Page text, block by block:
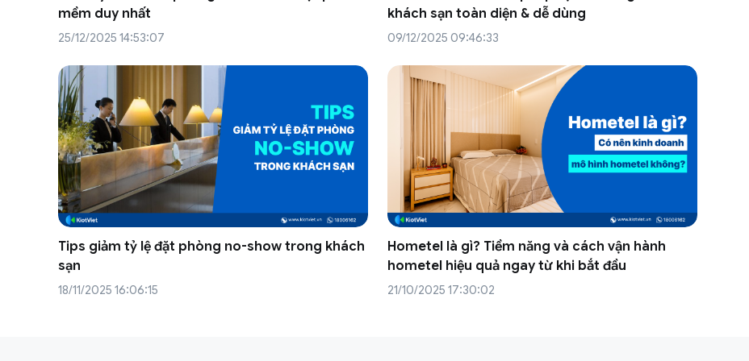
mềm duy nhất
25/12/2025 14:53:07
khách sạn toàn diện & dễ dùng
09/12/2025 09:46:33
Tips giảm tỷ lệ đặt phòng no-show trong khách
sạn
18/11/2025 16:06:15
Hometel là gì? Tiềm năng và cách vận hành
hometel hiệu quả ngay từ khi bắt đầu
21/10/2025 17:30:02